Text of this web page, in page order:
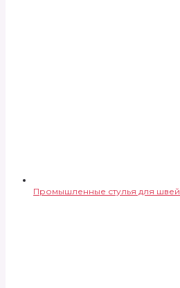
Промышленные стулья для швей